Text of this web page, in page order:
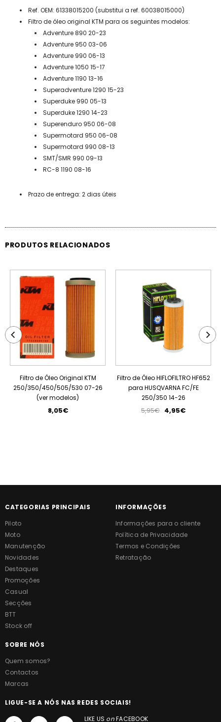
Ref. OEM: 61338015200 (substitui a ref. 60038015000)
Filtro de óleo original KTM para os seguintes modelos:
Adventure 890 20-23
Adventure 950 03-06
Adventure 990 06-13
Adventure 1050 15-17
Adventure 1190 13-16
Superadventure 1290 15-23
Superduke 990 05-13
Superduke 1290 14-23
Superenduro 950 06-08
Supermotard 950 06-08
Supermotard 990 08-13
SMT/SMR 990 09-13
RC-8 1190 08-16
Prazo de entrega: 2 dias úteis
PRODUTOS RELACIONADOS
Filtro de Óleo Original KTM
250/350/450/505/530 07-26
(ver modelos)
8,05€
Filtro de Óleo HIFLOFILTRO HF652
para HUSQVARNA FC/FE
250/350 14-26
5,95€ 4,95€
CATEGORIAS PRINCIPAIS
Piloto
Moto
Manutenção
Novidades
Destaques
Promoções
Casual
Secções
BTT
Stock off
INFORMAÇÕES
Informações para o cliente
Política de Privacidade
Termos e Condições
Retratação
SOBRE NÓS
Quem somos?
Contactos
Marcas
LIGUE-SE A NÓS NAS REDES SOCIAIS!
LIKE US onFACEBOOK